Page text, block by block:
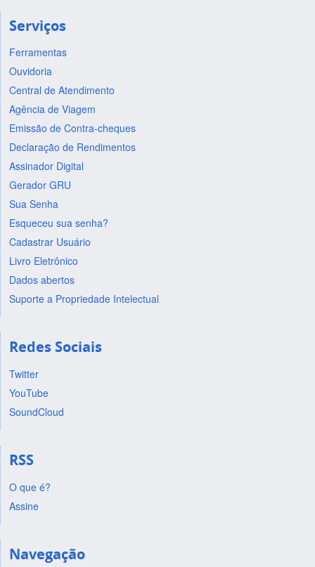
Serviços
Ferramentas
Ouvidoria
Central de Atendimento
Agência de Viagem
Emissão de Contra-cheques
Declaração de Rendimentos
Assinador Digital
Gerador GRU
Sua Senha
Esqueceu sua senha?
Cadastrar Usuário
Livro Eletrônico
Dados abertos
Suporte a Propriedade Intelectual
Redes Sociais
Twitter
YouTube
SoundCloud
RSS
O que é?
Assine
Navegação